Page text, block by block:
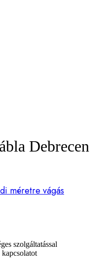
Debrecen
méretre vágás
szolgáltatással